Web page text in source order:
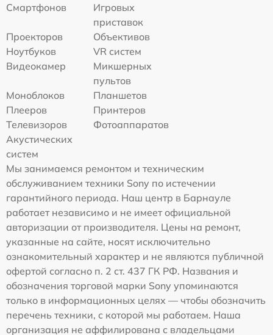
Смартфонов
Игровых
приставок
Проекторов
Объективов
Ноутбуков
VR систем
Видеокамер
Микшерных
пультов
Моноблоков
Планшетов
Плееров
Принтеров
Телевизоров
Фотоаппаратов
Акустических
систем
Мы занимаемся ремонтом и техническим
обслуживанием техники Sony по истечении
гарантийного периода. Наш центр в Барнауле
работает независимо и не имеет официальной
авторизации от производителя. Цены на ремонт,
указанные на сайте, носят исключительно
ознакомительный характер и не являются публичной
офертой согласно п. 2 ст. 437 ГК РФ. Названия и
обозначения торговой марки Sony упоминаются
только в информационных целях — чтобы обозначить
перечень техники, с которой мы работаем. Наша
организация не аффилирована с владельцами